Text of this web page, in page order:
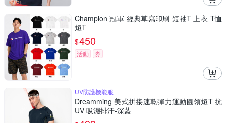
Champion 冠軍 經典草寫印刷 短袖T 上衣 T恤
短T
$450
活動 券
UV防護機能服
Dreamming 美式拼接速乾彈力運動圓領短T 抗
UV 吸濕排汗-深藍